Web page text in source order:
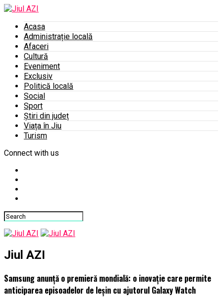
Acasa
Administrație locală
Afaceri
Cultură
Eveniment
Exclusiv
Politică locală
Social
Sport
Știri din județ
Viața în Jiu
Turism
Connect with us
Jiul AZI
Samsung anunță o premieră mondială: o inovație care permite
anticiparea episoadelor de leșin cu ajutorul Galaxy Watch